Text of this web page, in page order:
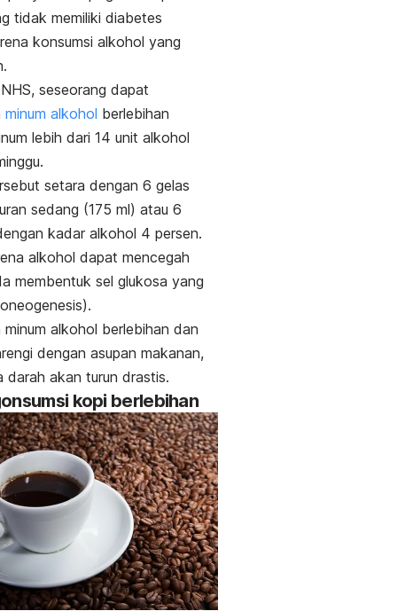
tidak memiliki diabetes
konsumsi alkohol yang
seseorang dapat
minum alkohol berlebihan
lebih dari 14 unit alkohol
setara dengan 6 gelas
sedang (175 ml) atau 6
kadar alkohol 4 persen.
alkohol dapat mencegah
membentuk sel glukosa yang
alkohol berlebihan dan
dengan asupan makanan,
darah akan turun drastis.
kopi berlebihan